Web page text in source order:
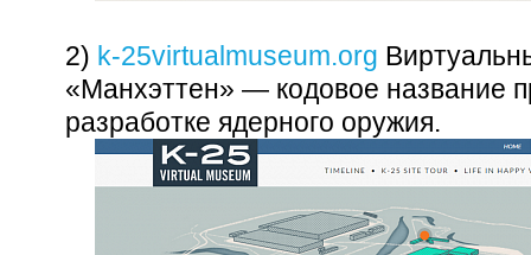
2) k-25virtualmuseum.org
«Манхэттен» — кодовое название
разработке ядерного оружия.